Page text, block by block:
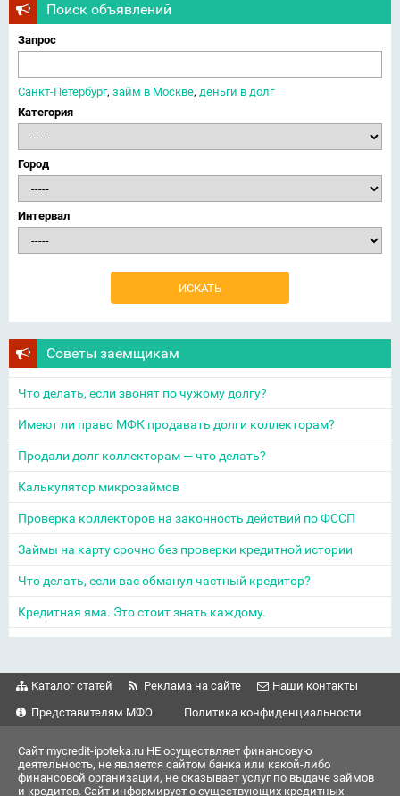
Поиск объявлений
Запрос
Санкт-Петербург, займ в Москве, деньги в долг
Категория
Город
Интервал
Советы заемщикам
Что делать, если звонят по чужому долгу?
Имеют ли право МФК продавать долги коллекторам?
Продали долг коллекторам — что делать?
Калькулятор микрозаймов
Проверка коллекторов на законность действий по ФССП
Займы на карту срочно без проверки кредитной истории
Что делать, если вас обманул частный кредитор?
Кредитная яма. Это стоит знать каждому.
Каталог статей Реклама на сайте
Наши контакты
Представителям МФО
Политика конфиденциальности
Сайт mycredit-ipoteka.ru НЕ осуществляет финансовую
деятельность, не является сайтом банка или какой-либо
финансовой организации, не оказывает услуг по выдаче займов
и кредитов. Сайт информирует о существующих кредитных